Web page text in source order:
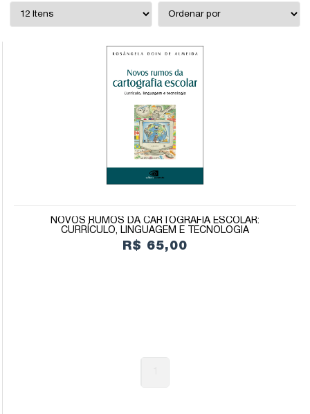
NOVOS RUMOS DA CARTOGRAFIA ESCOLAR:
CURRÍCULO, LINGUAGEM E TECNOLOGIA
R$ 65,00